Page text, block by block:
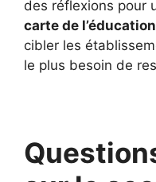
des réflexions pour
carte de
cibler les
le plus besoin de